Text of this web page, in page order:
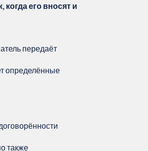
его вносят и
передаёт
определённые
также